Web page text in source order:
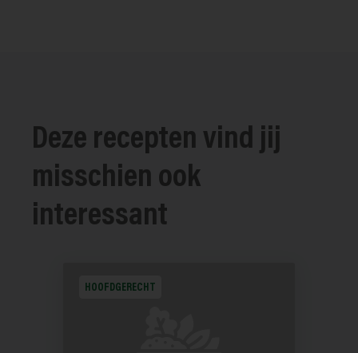
Deze recepten vind jij
misschien ook
interessant
HOOFDGERECHT